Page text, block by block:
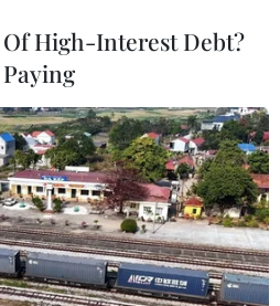
Kỳ đã ban bố ít nhất 22
tại Thổ Nhĩ Kỳ./.
(TTXVN/Vietnam+)
High-Interest Debt?